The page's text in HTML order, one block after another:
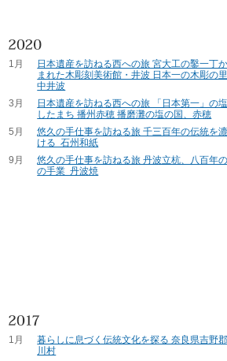
1月
日本遺産を訪ねる西への旅 宮大工の鑿一丁
まれた木彫刻美術館・井波 日本一の木彫の
中井波
3月
日本遺産を訪ねる西への旅 「日本第一」の
したまち 播州赤穂 播磨灘の塩の国、赤穂
5月
悠久の手仕事を訪ねる旅 千三百年の伝統を
ける 石州和紙
9月
悠久の手仕事を訪ねる旅 丹波立杭、八百年
の手業 丹波焼
1月
暮らしに息づく伝統文化を探る 奈良県吉野
川村